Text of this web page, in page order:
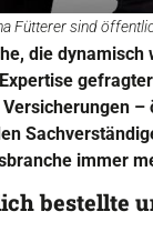
Fütterer sind
die
immer
bestellte